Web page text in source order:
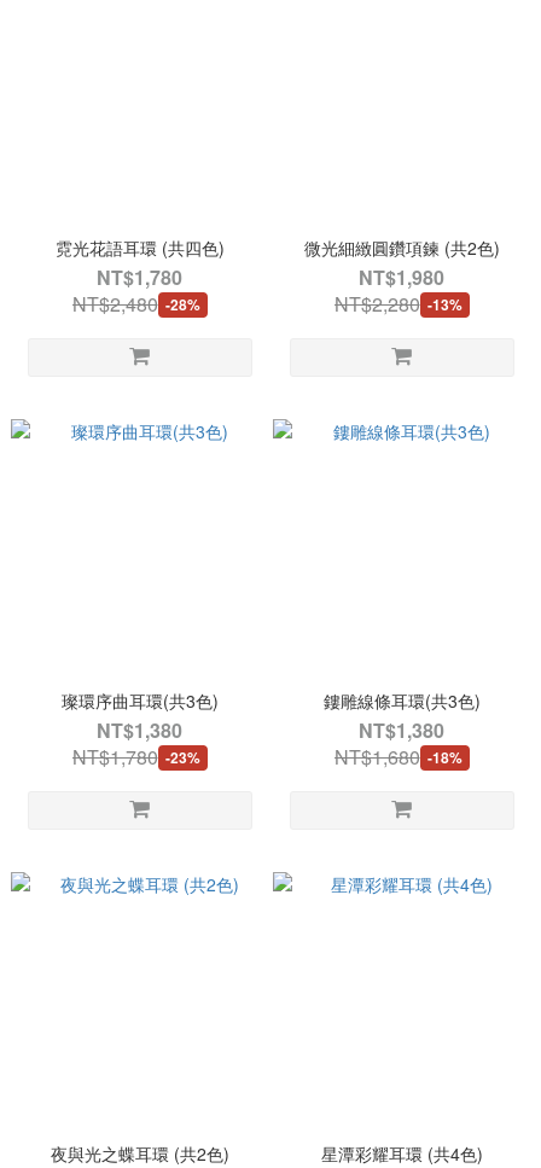
霓光花語耳環 (共四色)
NT$1,780
NT$2,480 -28%
微光細緻圓鑽項鍊 (共2色)
NT$1,980
NT$2,280 -13%
璨環序曲耳環(共3色)
NT$1,380
NT$1,780 -23%
鏤雕線條耳環(共3色)
NT$1,380
NT$1,680 -18%
夜與光之蝶耳環 (共2色) 星潭彩耀耳環 (共4色)